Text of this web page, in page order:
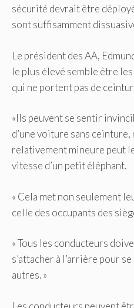
sécurité devrait être
sont suffisamment
Le président des AA,
le plus élevé semble être
qui ne portent pas de
«Ils peuvent se sentir
d’une voiture sans
relativement mineure peut
vitesse d’un petit éléphant.
« Cela met non seulement
celle des occupants des
« Tous les conducteurs
s’attacher à l’arrière pour
autres. »